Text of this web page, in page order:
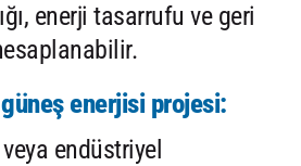
enerji tasarrufu ve geri
enerjisi projesi:
endüstriyel